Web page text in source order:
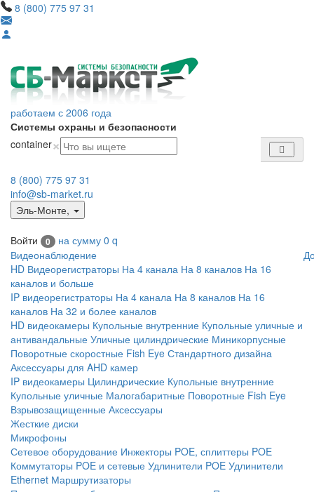
8 (800) 775 97 31
работаем с 2006 года
Системы охраны и безопасности
container×
8 (800) 775 97 31
info@sb-market.ru
Эль-Монте,
Войти 0 на сумму 0 q
Видеонаблюдение
HD Видеорегистраторы На 4 канала На 8 каналов На 16
каналов и больше
IP видеорегистраторы На 4 канала На 8 каналов На 16
каналов На 32 и более каналов
HD видеокамеры Купольные внутренние Купольные уличные и
антивандальные Уличные цилиндрические Миникорпусные
Поворотные скоростные Fish Eye Стандартного дизайна
Аксессуары для AHD камер
IP видеокамеры Цилиндрические Купольные внутренние
Купольные уличные Малогабаритные Поворотные Fish Eye
Взрывозащищенные Аксессуары
Жесткие диски
Микрофоны
Сетевое оборудование Инжекторы POE, сплиттеры POE
Коммутаторы POE и сетевые Удлинители POE Удлинители
Ethernet Маршрутизаторы